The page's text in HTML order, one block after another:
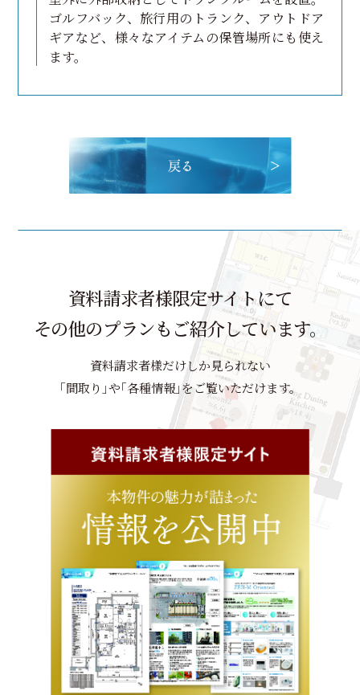
ゴルフバック、旅行用のトランク、アウトドア
ギアなど、様々なアイテムの保管場所にも使え
ます。
資料請求者様限定サイトにて
その他のプランもご紹介しています。
資料請求者様だけしか見られない
｢間取り｣や｢各種情報｣をご覧いただけます。